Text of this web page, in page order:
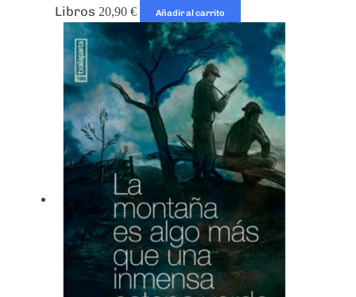
Libros20,90€ Añadir al carrito